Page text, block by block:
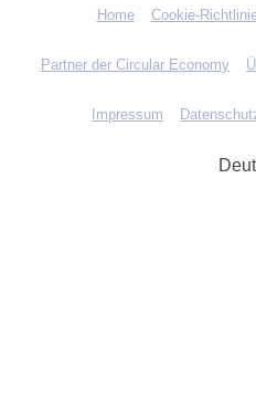
Home Cookie-
Partner der Circular Economy
Impressum